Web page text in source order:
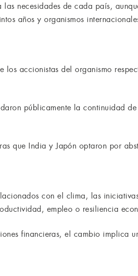
necesidades de cada país,
años y organismos
los accionistas del organismo
públicamente la continuidad
que India y Japón optaron por
con el clima, las
empleo o resiliencia
financieras, el cambio implica